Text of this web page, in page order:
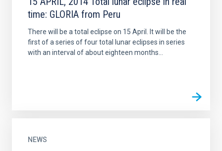
time: GLORIA from Peru
There will be a total eclipse on 15 April. It will be the
first of a series of four total lunar eclipses in series
with an interval of about eighteen months...
NEWS